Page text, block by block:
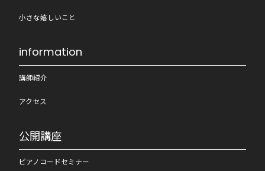
小さな嬉しいこと
information
講師紹介
アクセス
公開講座
ピアノコードセミナー